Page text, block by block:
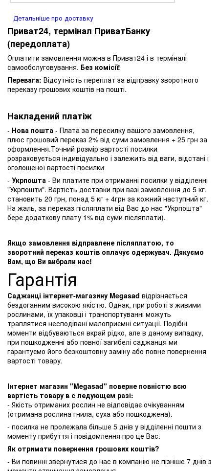
Детальніше про доставку
Приват24, термінал ПриватБанку
(передоплата)
Оплатити замовлення можна в Приват24 і в терміналі
самообслуговування. Без комісії!
Перевага: Відсутність переплат за відправку зворотного
переказу грошових коштів на пошті.
Накладений платіж
- Нова пошта - Плата за пересилку вашого замовлення,
плюс грошовий переказ 2% від суми замовлення + 25 грн за
оформлення.Точний розмір вартості посилки
розраховується індивідуально і залежить від ваги, відстані і
оголошеної вартості посилки
- Укрпошта - Ви платите при отриманні посилки у відділенні
"Укрпошти". Вартість доставки при вазі замовлення до 5 кг.
становить 20 грн, понад 5 кг + 4грн за кожний наступний кг.
На жаль, за переказ післяплати від Вас до нас "Укрпошта"
бере додаткову плату 1% від суми післяплати).
Якщо замовлення відправлене післяплатою, то
зворотний переказ коштів оплачує одержувач. Дякуємо
Вам, що Ви вибрали нас!
Гарантія
Саджанці інтернет-магазину Megasad відрізняється
бездоганним високою якістю. Однак, при роботі з живими
рослинами, їх упаковці і транспортуванні можуть
траплятися несподівані малоприємні ситуації. Подібні
моменти відбуваються вкрай рідко, але в даному випадку,
при пошкодженні або повної загибелі саджанця ми
гарантуємо його безкоштовну заміну або повне повернення
вартості товару.
Інтернет магазин "Megasad" поверне повністю всю
вартість товару в с ледующем разі:
- Якість отриманих рослин не відповідає очікуванням
(отримана рослина гнила, суха або пошкоджена).
- посилка не пролежала більше 5 днів у відділенні пошти з
моменту прибуття і повідомлення про це Вас.
Як отримати повернення грошових коштів?
- Ви повинні звернутися до нас в компанію не пізніше 7 днів з